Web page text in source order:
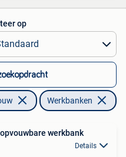
op
Werkbanken
werkbank
Details